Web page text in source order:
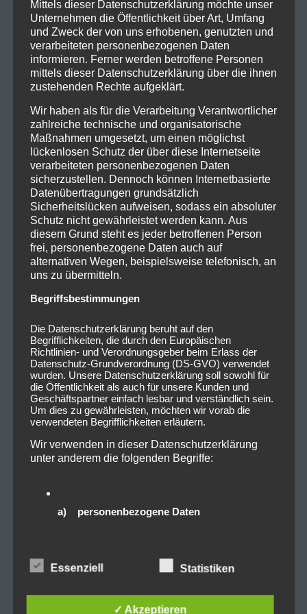
Tourdaten:
30.03.2023, München – Zenith
31.03.2023, Stuttgart – Hans-Martin-Schleyer-Halle
05.04.2023, Frankfurt – myticket Jahrhunderthalle
Wer leider noch keine Karten ergattern konnte, wird
enttäuscht werden, da diese bereits restlos
ausverkauft sind.
Für all diejenigen aber ein kleines Trostpflaster: wie
immer wollen wir euch natürlich mit wunderbaren
Bildern und einem Bericht im Nachgang daran
teilhaben lassen.
Supportet wirdLimp Bizkitübrigens vom britischen
Electronic-Rock-DuoWargasm aus London.
Links:
www.limpbizkit.com
www.instagram.com/limpbizkit/
www.zenith-die-kulturhalle.de
www.facebook.com/Zenith.die.Kulturhalle
Tags: Konzert, limp bizkit, München, Wargasm
Zenith
03-23 Versengold – Die
Kongresshalle München
05-26 Modular Festival
Mittels dieser Datenschutzerklärung möchte unser
Unternehmen die Öffentlichkeit über Art, Umfang
und Zweck der von uns erhobenen, genutzten und
verarbeiteten personenbezogenen Daten
informieren. Ferner werden betroffene Personen
mittels dieser Datenschutzerklärung über die ihnen
zustehenden Rechte aufgeklärt.
Wir haben als für die Verarbeitung Verantwortlicher
zahlreiche technische und organisatorische
Maßnahmen umgesetzt, um einen möglichst
lückenlosen Schutz der über diese Internetseite
verarbeiteten personenbezogenen Daten
sicherzustellen. Dennoch können Internetbasierte
Datenübertragungen grundsätzlich
Sicherheitslücken aufweisen, sodass ein absoluter
Schutz nicht gewährleistet werden kann. Aus
diesem Grund steht es jeder betroffenen Person
frei, personenbezogene Daten auch auf
alternativen Wegen, beispielsweise telefonisch, an
uns zu übermitteln.
Begriffsbestimmungen
Die Datenschutzerklärung beruht auf den
Begrifflichkeiten, die durch den Europäischen
Richtlinien- und Verordnungsgeber beim Erlass der
Datenschutz-Grundverordnung (DS-GVO) verwendet
wurden. Unsere Datenschutzerklärung soll sowohl für
die Öffentlichkeit als auch für unsere Kunden und
Geschäftspartner einfach lesbar und verständlich sein.
Um dies zu gewährleisten, möchten wir vorab die
verwendeten Begrifflichkeiten erläutern.
Wir verwenden in dieser Datenschutzerklärung
unter anderem die folgenden Begriffe:
a) personenbezogene Daten
identifizierbare natürliche Person (im Folgenden
„betroffene Person") beziehen. Als identifizierbar
Essenziell Statistiken
✓ Akzeptieren